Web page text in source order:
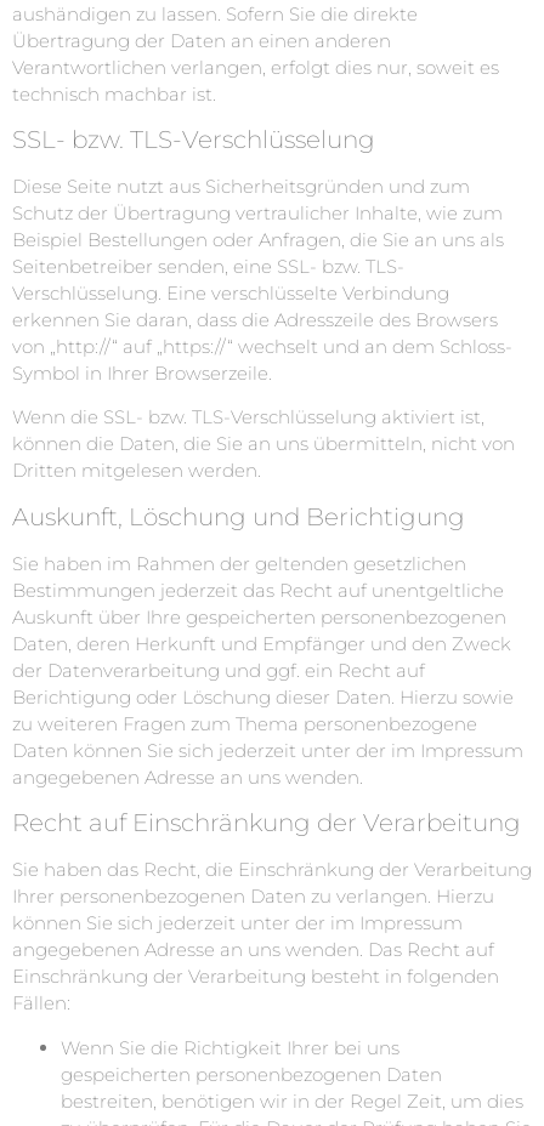
aushändigen zu lassen. Sofern Sie die direkte
Übertragung der Daten an einen anderen
Verantwortlichen verlangen, erfolgt dies nur, soweit es
technisch machbar ist.
SSL- bzw. TLS-Verschlüsselung
Diese Seite nutzt aus Sicherheitsgründen und zum
Schutz der Übertragung vertraulicher Inhalte, wie zum
Beispiel Bestellungen oder Anfragen, die Sie an uns als
Seitenbetreiber senden, eine SSL- bzw. TLS-
Verschlüsselung. Eine verschlüsselte Verbindung
erkennen Sie daran, dass die Adresszeile des Browsers
von „http://“ auf „https://“ wechselt und an dem Schloss-
Symbol in Ihrer Browserzeile.
Wenn die SSL- bzw. TLS-Verschlüsselung aktiviert ist,
können die Daten, die Sie an uns übermitteln, nicht von
Dritten mitgelesen werden.
Auskunft, Löschung und Berichtigung
Sie haben im Rahmen der geltenden gesetzlichen
Bestimmungen jederzeit das Recht auf unentgeltliche
Auskunft über Ihre gespeicherten personenbezogenen
Daten, deren Herkunft und Empfänger und den Zweck
der Datenverarbeitung und ggf. ein Recht auf
Berichtigung oder Löschung dieser Daten. Hierzu sowie
zu weiteren Fragen zum Thema personenbezogene
Daten können Sie sich jederzeit unter der im Impressum
angegebenen Adresse an uns wenden.
Recht auf Einschränkung der Verarbeitung
Sie haben das Recht, die Einschränkung der Verarbeitung
Ihrer personenbezogenen Daten zu verlangen. Hierzu
können Sie sich jederzeit unter der im Impressum
angegebenen Adresse an uns wenden. Das Recht auf
Einschränkung der Verarbeitung besteht in folgenden
Fällen:
Wenn Sie die Richtigkeit Ihrer bei uns
gespeicherten personenbezogenen Daten
bestreiten, benötigen wir in der Regel Zeit, um dies